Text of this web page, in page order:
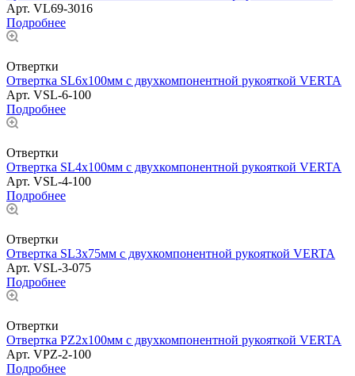
Арт. VL69-3016
Подробнее
Отвертки
Отвертка SL6х100мм с двухкомпонентной рукояткой VERTA
Арт. VSL-6-100
Подробнее
Отвертки
Отвертка SL4х100мм с двухкомпонентной рукояткой VERTA
Арт. VSL-4-100
Подробнее
Отвертки
Отвертка SL3х75мм с двухкомпонентной рукояткой VERTA
Арт. VSL-3-075
Подробнее
Отвертки
Отвертка PZ2х100мм с двухкомпонентной рукояткой VERTA
Арт. VPZ-2-100
Подробнее